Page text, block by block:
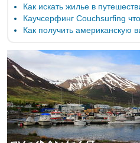
Как искать жилье в
Каучсерфинг Couchsurfing
Как получить американскую